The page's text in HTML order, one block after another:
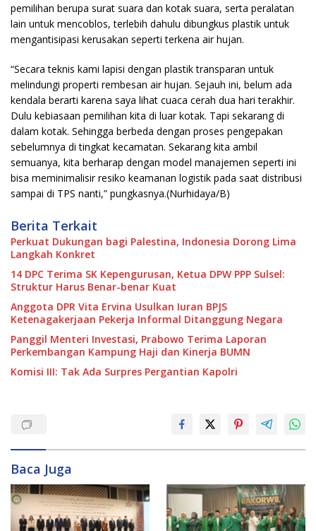
pemilihan berupa surat suara dan kotak suara, serta peralatan
lain untuk mencoblos, terlebih dahulu dibungkus plastik untuk
mengantisipasi kerusakan seperti terkena air hujan.
“Secara teknis kami lapisi dengan plastik transparan untuk
melindungi properti rembesan air hujan. Sejauh ini, belum ada
kendala berarti karena saya lihat cuaca cerah dua hari terakhir.
Dulu kebiasaan pemilihan kita di luar kotak. Tapi sekarang di
dalam kotak. Sehingga berbeda dengan proses pengepakan
sebelumnya di tingkat kecamatan. Sekarang kita ambil
semuanya, kita berharap dengan model manajemen seperti ini
bisa meminimalisir resiko keamanan logistik pada saat distribusi
sampai di TPS nanti,” pungkasnya.(Nurhidaya/B)
Berita Terkait
Perkuat Dukungan bagi Palestina, Indonesia Dorong Lima
Langkah Konkret
14 DPC Terima SK Kepengurusan, Ketua DPW PPP Sulsel:
Struktur Harus Benar-benar Kuat
Anggota DPR Vita Ervina Usulkan Iuran BPJS
Ketenagakerjaan Pekerja Informal Ditanggung Negara
Panggil Menteri Investasi, Prabowo Terima Laporan
Perkembangan Kampung Haji dan Kinerja BUMN
Komisi III: Tak Ada Surpres Pergantian Kapolri
Baca Juga